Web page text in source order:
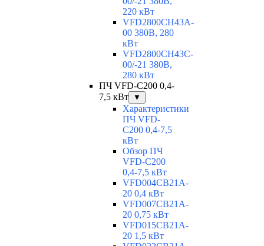
220 кВт
VFD2800CH43A-
00 380В, 280
кВт
VFD2800CH43C-
00/-21 380В,
280 кВт
ПЧ VFD-C200 0,4-
7,5 кВт
▼
Характеристики
ПЧ VFD-
C200 0,4-7,5
кВт
Обзор ПЧ
VFD-C200
0,4-7,5 кВт
VFD004CB21A-
20 0,4 кВт
VFD007CB21A-
20 0,75 кВт
VFD015CB21A-
20 1,5 кВт